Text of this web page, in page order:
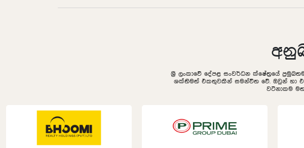
ශ්‍රී ලංකාවේ දේපළ සංවර්ධන ක්ෂේත්‍රයේ
ශක්තිමත් එකතුවකින් සමන්විත වේ. ඔවුන් හා
වටිනාකම